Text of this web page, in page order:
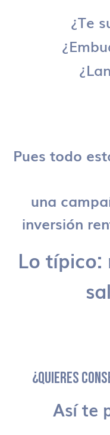
¿Te
Pues todo
una
inversión
Lo típico:
¿QUIERES
Así te